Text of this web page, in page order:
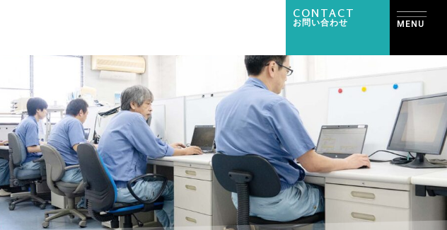
CONTACT
お問い合わせ MENU